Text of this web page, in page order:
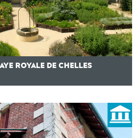
ROYALE DE CHELLES